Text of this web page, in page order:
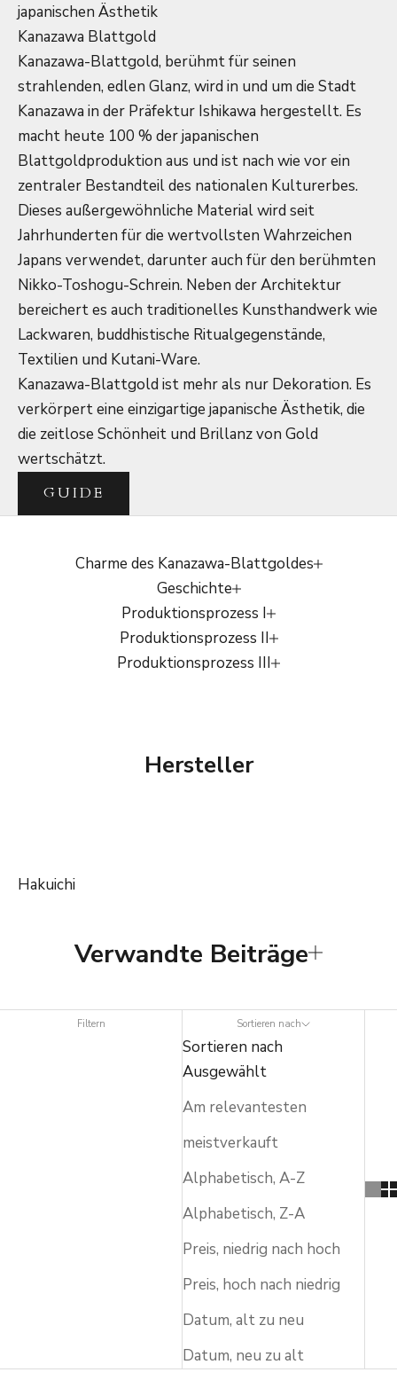
japanischen Ästhetik
Kanazawa Blattgold
Kanazawa-Blattgold, berühmt für seinen
strahlenden, edlen Glanz, wird in und um die Stadt
Kanazawa in der Präfektur Ishikawa hergestellt. Es
macht heute 100 % der japanischen
Blattgoldproduktion aus und ist nach wie vor ein
zentraler Bestandteil des nationalen Kulturerbes.
Dieses außergewöhnliche Material wird seit
Jahrhunderten für die wertvollsten Wahrzeichen
Japans verwendet, darunter auch für den berühmten
Nikko-Toshogu-Schrein. Neben der Architektur
bereichert es auch traditionelles Kunsthandwerk wie
Lackwaren, buddhistische Ritualgegenstände,
Textilien und Kutani-Ware.
Kanazawa-Blattgold ist mehr als nur Dekoration. Es
verkörpert eine einzigartige japanische Ästhetik, die
die zeitlose Schönheit und Brillanz von Gold
wertschätzt.
GUIDE
Charme des Kanazawa-Blattgoldes
Geschichte
Produktionsprozess I
Produktionsprozess II
Produktionsprozess III
Hersteller
Hakuichi
Verwandte Beiträge
Filtern Sortieren nach
Sortieren nach
Ausgewählt
Am relevantesten
meistverkauft
Alphabetisch, A-Z
Alphabetisch, Z-A
Preis, niedrig nach hoch
Preis, hoch nach niedrig
Datum, alt zu neu
Datum, neu zu alt